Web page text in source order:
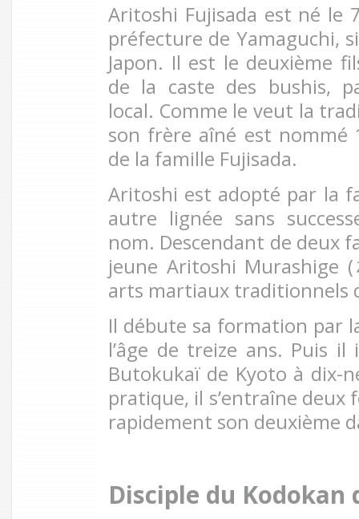
Aritoshi Fujisada est né le
préfecture de Yamaguchi,
Japon. Il est le deuxième
de la caste des bushis,
local. Comme le veut la
son frère aîné est nommé
de la famille Fujisada.
Aritoshi est adopté par la
autre lignée sans
nom. Descendant de deux
jeune Aritoshi Murashige (
arts martiaux traditionnels
Il débute sa formation par
l’âge de treize ans. Puis
Butokukaï de Kyoto à dix-
pratique, il s’entraîne
rapidement son deuxième
Disciple du Kodokan